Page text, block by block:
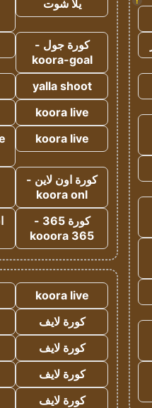
يلا شوت
كورة جول -
koora-goal
yalla shoot
koora live
koora live
كورة اون لاين -
koora onl
كورة 365 -
kooora 365
koora live
كورة لايف
كورة لايف
كورة لايف
كورة لايف